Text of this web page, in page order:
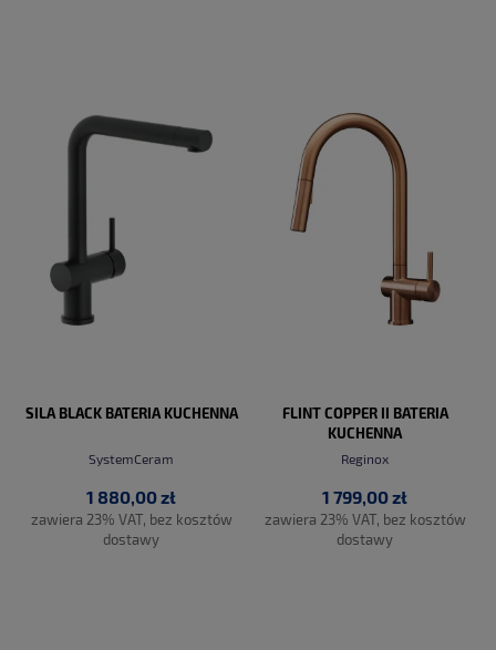
SILA BLACK BATERIA KUCHENNA
SystemCeram
1 880,00 zł
zawiera 23% VAT, bez kosztów
dostawy
FLINT COPPER II BATERIA
KUCHENNA
Reginox
1 799,00 zł
zawiera 23% VAT, bez kosztów
dostawy